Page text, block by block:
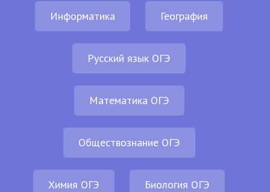
Информатика География
Русский язык ОГЭ
Математика ОГЭ
Обществознание ОГЭ
Химия ОГЭ Биология ОГЭ